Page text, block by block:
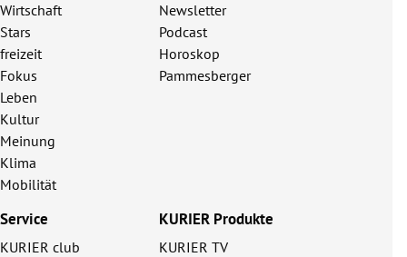
Wirtschaft
Stars
freizeit
Fokus
Leben
Kultur
Meinung
Klima
Mobilität
Newsletter
Podcast
Horoskop
Pammesberger
Service
KURIER club
KURIER Produkte
KURIER TV